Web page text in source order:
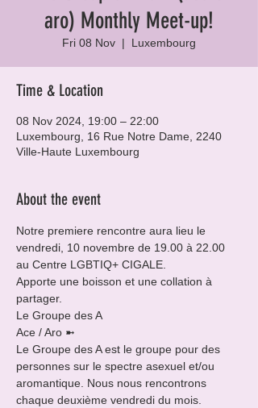
aro) Monthly Meet-up!
Fri 08 Nov
  |
Luxembourg
Time & Location
08 Nov 2024, 19:00 – 22:00
Luxembourg, 16 Rue Notre Dame, 2240
Ville-Haute Luxembourg
About the event
Notre premiere rencontre aura lieu le
vendredi, 10 novembre de 19.00 à 22.00
au Centre LGBTIQ+ CIGALE.
Apporte une boisson et une collation à
partager.
Le Groupe des A
Ace / Aro ➼
Le Groupe des A est le groupe pour des
personnes sur le spectre asexuel et/ou
aromantique. Nous nous rencontrons
chaque deuxième vendredi du mois.